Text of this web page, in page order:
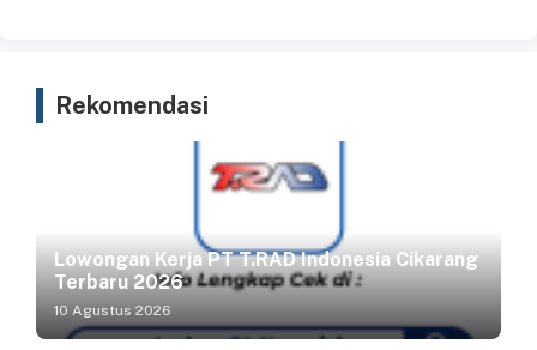
Rekomendasi
Lowongan Kerja PT T.RAD Indonesia Cikarang
Terbaru 2026
10 Agustus 2026